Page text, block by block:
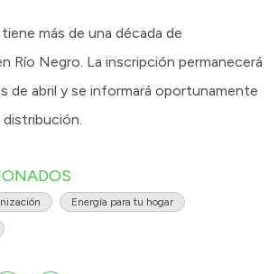
más de una década de
Río Negro. La inscripción permanecerá
de abril y se informará oportunamente
Energía para tu hogar